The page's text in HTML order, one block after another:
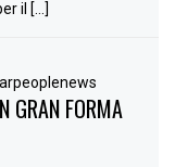
il […]
GRAN FORMA